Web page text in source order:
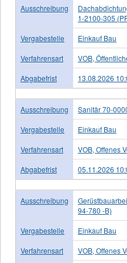
Ausschreibung
1-2100-305
Vergabestelle
Einkauf Bau
Verfahrensart
VOB,
Abgabefrist
13.08.2026
Ausschreibung
Sanitär 70-
Vergabestelle
Einkauf Bau
Verfahrensart
VOB, Offenes
Abgabefrist
05.11.2026
Ausschreibung
94-780 -B)
Vergabestelle
Einkauf Bau
Verfahrensart
VOB, Offenes